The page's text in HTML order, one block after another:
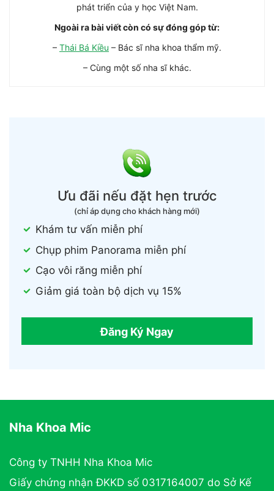
phát triển của y học Việt Nam.
Ngoài ra bài viết còn có sự đóng góp từ:
– Thái Bá Kiều – Bác sĩ nha khoa thẩm mỹ.
– Cùng một số nha sĩ khác.
Ưu đãi nếu đặt hẹn trước
(chỉ áp dụng cho khách hàng mới)
Khám tư vấn miễn phí
Chụp phim Panorama miễn phí
Cạo vôi răng miễn phí
Giảm giá toàn bộ dịch vụ 15%
Đăng Ký Ngay
Nha Khoa Mic
Công ty TNHH Nha Khoa Mic
Giấy chứng nhận ĐKKD số 0317164007 do Sở Kế